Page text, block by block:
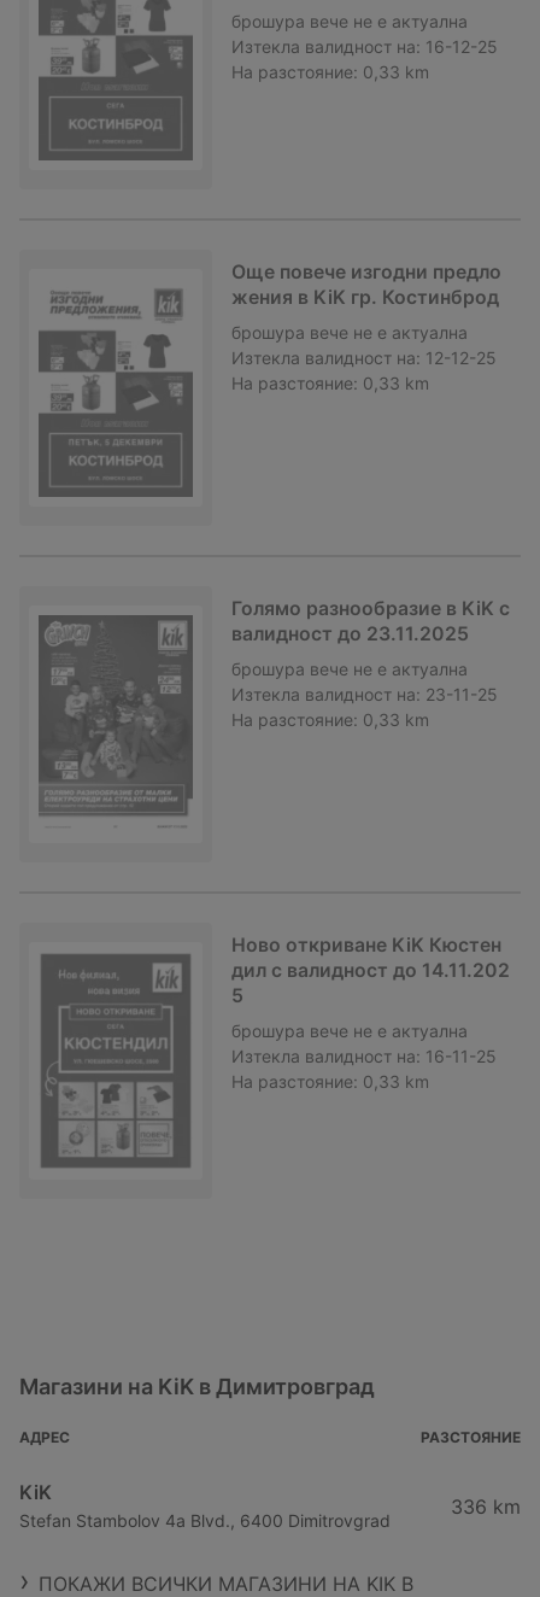
брошура вече не е актуална
Изтекла валидност на: 16-12-25
На разстояние: 0,33 km
Още повече изгодни предло
жения в KiK гр. Костинброд
брошура вече не е актуална
Изтекла валидност на: 12-12-25
На разстояние: 0,33 km
Голямо разнообразие в KiK с
валидност до 23.11.2025
брошура вече не е актуална
Изтекла валидност на: 23-11-25
На разстояние: 0,33 km
Ново откриване KiK Кюстен
дил с валидност до 14.11.202
5
брошура вече не е актуална
Изтекла валидност на: 16-11-25
На разстояние: 0,33 km
Магазини на KiK в Димитровград
АДРЕС РАЗСТОЯНИЕ
KiK
Stefan Stambolov 4a Blvd., 6400 Dimitrovgrad
336 km
ПОКАЖИ ВСИЧКИ МАГАЗИНИ НА KIK В